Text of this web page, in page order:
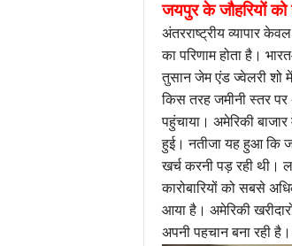
जयपुर के जौहरियों
अंतरराष्ट्रीय व्यापार
का परिणाम होता है।
तुसान जेम एंड ज्वेलरी शो
किस तरह जमीनी स्तर
पहुंचाया। अमेरिकी
हुई। नतीजा यह हुआ कि
खर्च करनी पड़ रही थी।
कारोबारियों को सबसे
आया है। अमेरिकी
अपनी पहचान बना रही